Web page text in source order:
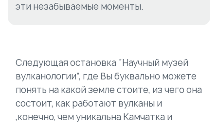
эти незабываемые моменты.
Следующая остановка “Научный музей
вулканологии”, где Вы буквально можете
понять на какой земле стоите, из чего она
состоит, как работают вулканы и
,конечно, чем уникальна Камчатка и